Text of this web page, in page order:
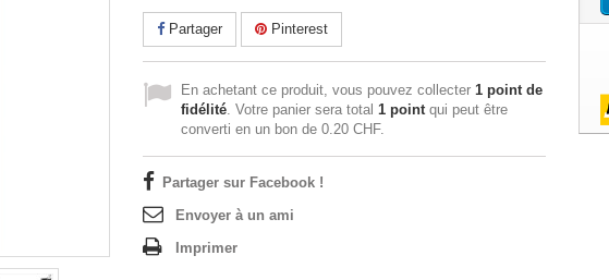
Partager Pinterest
En achetant ce produit, vous pouvez collecter 1 point de
fidélité. Votre panier sera total 1 pointqui peut être
converti en un bon de 0.20 CHF.
Partager sur Facebook !
Envoyer à un ami
Imprimer